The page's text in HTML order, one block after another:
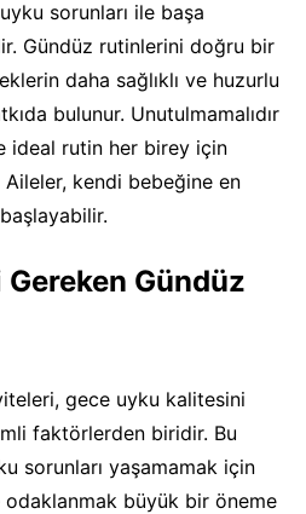
sorunları ile başa
Gündüz rutinlerini doğru bir
daha sağlıklı ve huzurlu
bulunur. Unutulmamalıdır
ideal rutin her birey için
kendi bebeğine en
Gündüz
gece uyku kalitesini
faktörlerden biridir. Bu
sorunları yaşamamak için
büyük bir öneme